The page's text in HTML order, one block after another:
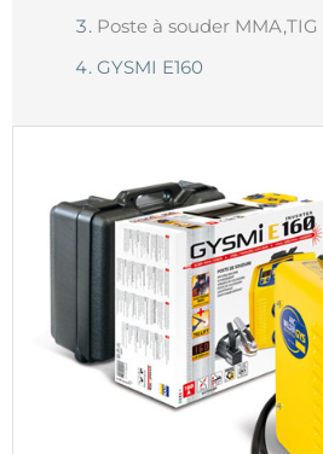
Poste à souder MMA,TIG
GYSMI E160